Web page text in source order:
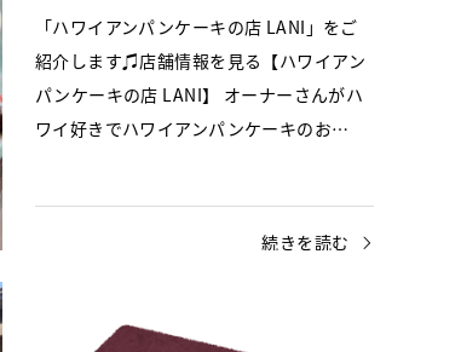
「ハワイアンパンケーキの店 LANI」をご
紹介します♫店舗情報を見る【ハワイアン
パンケーキの店 LANI】 オーナーさんがハ
ワイ好きでハワイアンパンケーキのお…
続きを読む